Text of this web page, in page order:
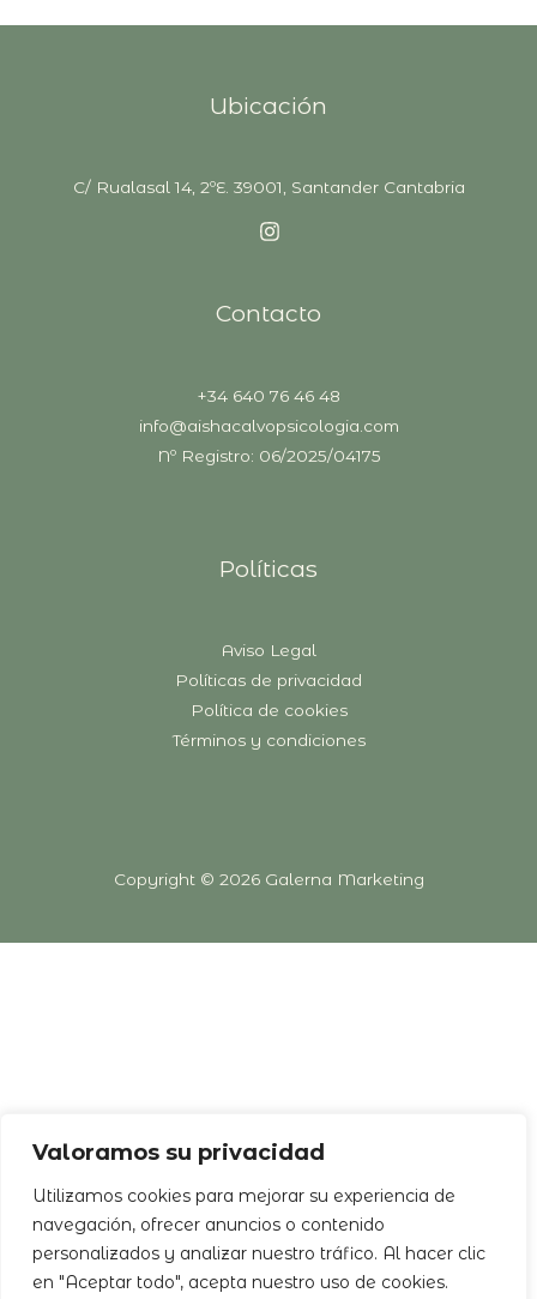
Valoramos su privacidad
Utilizamos cookies para mejorar su experiencia de
navegación, ofrecer anuncios o contenido
personalizados y analizar nuestro tráfico. Al hacer clic
en "Aceptar todo", acepta nuestro uso de cookies.
Ubicación
C/ Rualasal 14, 2ºE. 39001, Santander Cantabria
Contacto
+34 640 76 46 48
info@aishacalvopsicologia.com
Nº Registro: 06/2025/04175
Políticas
Aviso Legal
Políticas de privacidad
Política de cookies
Términos y condiciones
Copyright © 2026 Galerna Marketing